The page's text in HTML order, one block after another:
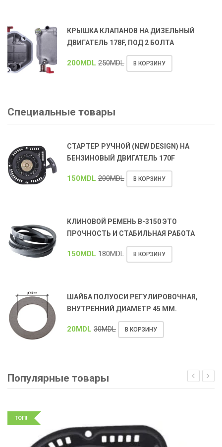
КРЫШКА КЛАПАНОВ НА ДИЗЕЛЬНЫЙ
ДВИГАТЕЛЬ 178F, ПОД 2 БОЛТА
200MDL 250MDL В КОРЗИНУ
Специальные товары
СТАРТЕР РУЧНОЙ (NEW DESIGN) НА
БЕНЗИНОВЫЙ ДВИГАТЕЛЬ 170F
150MDL 200MDL В КОРЗИНУ
КЛИНОВОЙ РЕМЕНЬ В-3150 ЭТО
ПРОЧНОСТЬ И СТАБИЛЬНАЯ РАБОТА
150MDL 180MDL В КОРЗИНУ
ШАЙБА ПОЛУОСИ РЕГУЛИРОВОЧНАЯ,
ВНУТРЕННИЙ ДИАМЕТР 45 ММ.
20MDL 30MDL В КОРЗИНУ
Популярные товары
ТОП!